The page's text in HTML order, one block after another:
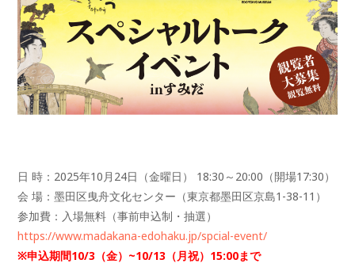
日 時：2025年10月24日（金曜日） 18:30～20:00（開場17:30）
会 場：墨田区曳舟文化センター（東京都墨田区京島1-38-11）
参加費：入場無料（事前申込制・抽選）
https://www.madakana-edohaku.jp/spcial-event/
※申込期間10/3（金）~10/13（月祝）15:00まで